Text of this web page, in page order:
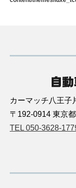
カーマッチ八王子
〒192-0914 東京
TEL 050-3628-